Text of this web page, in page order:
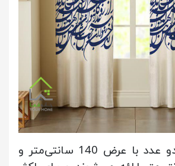
این پرده‌ها در دو عدد با عرض 140 سانتی‌متر و